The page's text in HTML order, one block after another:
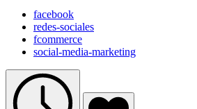
facebook
redes-sociales
fcommerce
social-media-marketing